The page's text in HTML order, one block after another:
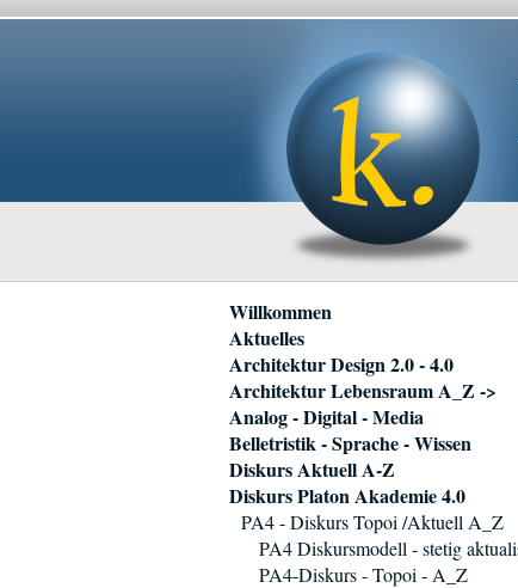
Navigation
überspringen
Willkommen
Aktuelles
Architektur Design 2.0 - 4.0
Architektur Lebensraum A_Z ->
Analog - Digital - Media
Belletristik - Sprache - Wissen
Diskurs Aktuell A-Z
Diskurs Platon Akademie 4.0
PA4 - Diskurs Topoi /Aktuell A_Z
PA4 Diskursmodell - stetig
PA4-Diskurs - Topoi - A_Z